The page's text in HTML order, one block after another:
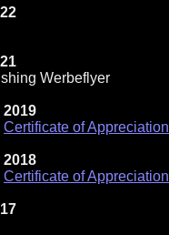
Werbeflyer
Certificate of Appreciation
Certificate of Appreciation